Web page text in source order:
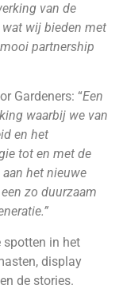
van de
wat wij bieden met
partnership
Gardeners: “Een
waarbij we van
en het
tot en met de
het nieuwe
zo duurzaam
spotten in het
display
de stories.